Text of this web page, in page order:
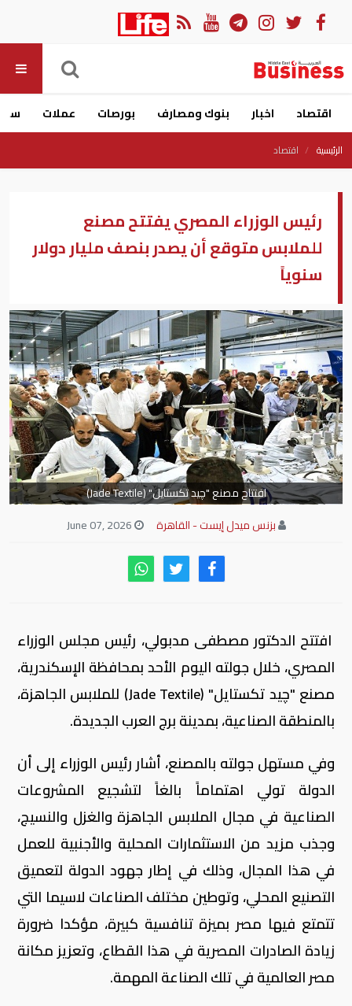
اقتصاد اخبار بنوك ومصارف بورصات عملات
الرئيسية اقتصاد
رئيس الوزراء المصري يفتتح مصنع
للملابس متوقع أن يصدر بنصف مليار دولار
سنوياً
افتتاح مصنع "چيد تكستايل" (Jade Textile)
بزنس ميدل إيست - القاهرة
افتتح الدكتور مصطفى مدبولي، رئيس مجلس الوزراء
المصري، خلال جولته اليوم الأحد بمحافظة الإسكندرية،
مصنع "چيد تكستايل" (Jade Textile) للملابس الجاهزة،
بالمنطقة الصناعية، بمدينة برج العرب الجديدة.
وفي مستهل جولته بالمصنع، أشار رئيس الوزراء إلى أن
الدولة تولي اهتماماً بالغاً لتشجيع المشروعات
الصناعية في مجال الملابس الجاهزة والغزل والنسيج،
وجذب مزيد من الاستثمارات المحلية والأجنبية للعمل
في هذا المجال، وذلك في إطار جهود الدولة لتعميق
التصنيع المحلي، وتوطين مختلف الصناعات لاسيما التي
تتمتع فيها مصر بميزة تنافسية كبيرة، مؤكدا ضرورة
زيادة الصادرات المصرية في هذا القطاع، وتعزيز مكانة
مصر العالمية في تلك الصناعة المهمة.